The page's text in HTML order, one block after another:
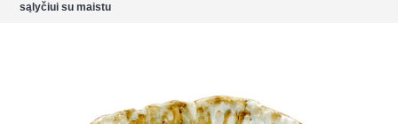
sąlyčiui su maistu